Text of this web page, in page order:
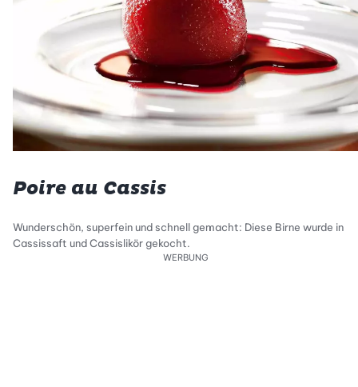
Poire au Cassis
Wunderschön, superfein und schnell gemacht: Diese Birne wurde in
Cassissaft und Cassislikör gekocht.
WERBUNG